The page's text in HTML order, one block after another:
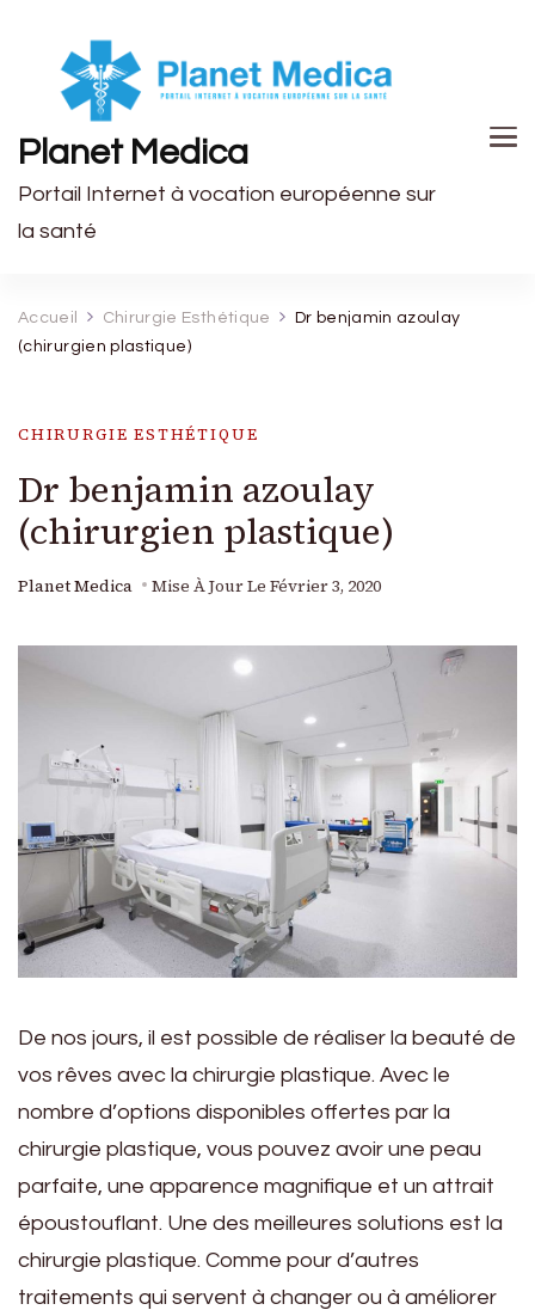
Planet Medica
Portail Internet à vocation européenne sur
la santé
Accueil Chirurgie Esthétique
Dr benjamin azoulay
(chirurgien plastique)
CHIRURGIE ESTHÉTIQUE
Dr benjamin azoulay
(chirurgien plastique)
Planet Medica Mise À Jour Le Février 3, 2020
De nos jours, il est possible de réaliser la beauté de
vos rêves avec la chirurgie plastique. Avec le
nombre d’options disponibles offertes par la
chirurgie plastique, vous pouvez avoir une peau
parfaite, une apparence magnifique et un attrait
époustouflant. Une des meilleures solutions est la
chirurgie plastique. Comme pour d’autres
traitements qui servent à changer ou à améliorer